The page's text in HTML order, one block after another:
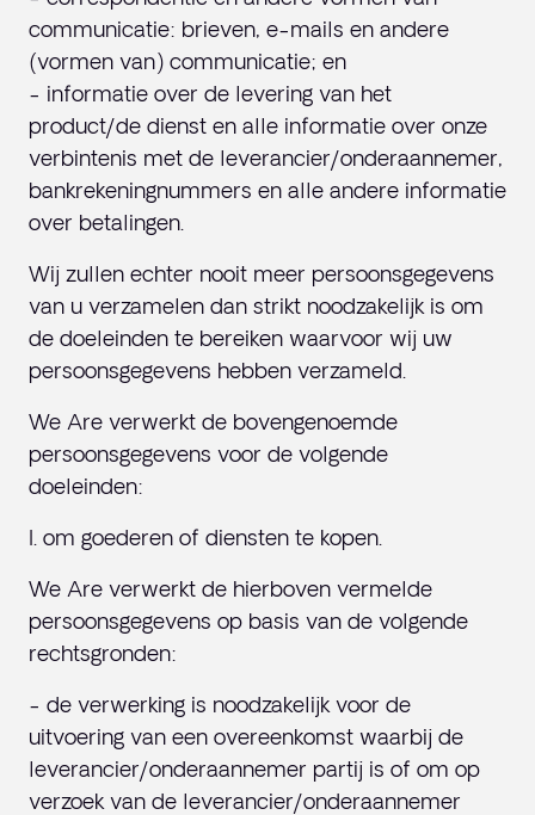
communicatie: brieven, e-mails en andere
(vormen van) communicatie; en
- informatie over de levering van het
product/de dienst en alle informatie over onze
verbintenis met de leverancier/onderaannemer,
bankrekeningnummers en alle andere informatie
over betalingen.
Wij zullen echter nooit meer persoonsgegevens
van u verzamelen dan strikt noodzakelijk is om
de doeleinden te bereiken waarvoor wij uw
persoonsgegevens hebben verzameld.
We Are verwerkt de bovengenoemde
persoonsgegevens voor de volgende
doeleinden:
I. om goederen of diensten te kopen.
We Are verwerkt de hierboven vermelde
persoonsgegevens op basis van de volgende
rechtsgronden:
- de verwerking is noodzakelijk voor de
uitvoering van een overeenkomst waarbij de
leverancier/onderaannemer partij is of om op
verzoek van de leverancier/onderaannemer